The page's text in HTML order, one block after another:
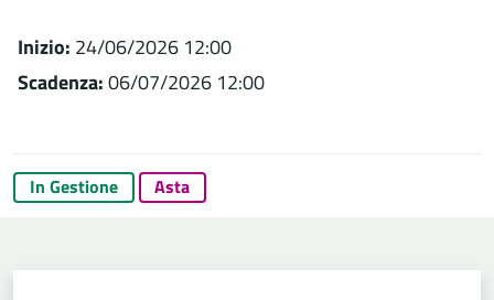
Inizio: 24/06/2026 12:00
Scadenza:06/07/2026 12:00
In Gestione Asta